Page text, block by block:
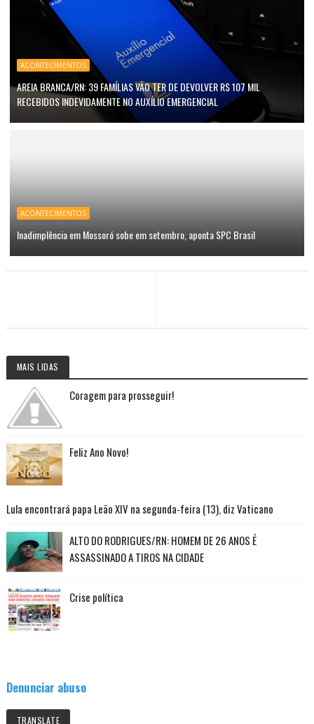
ACONTECIMENTOS
AREIA BRANCA/RN: 39 FAMÍLIAS VÃO TER DE DEVOLVER R$ 107 MIL
RECEBIDOS INDEVIDAMENTE NO AUXÍLIO EMERGENCIAL
ACONTECIMENTOS
Inadimplência em Mossoró sobe em setembro, aponta SPC Brasil
MAIS LIDAS
Coragem para prosseguir!
Feliz Ano Novo!
Lula encontrará papa Leão XIV na segunda-feira (13), diz Vaticano
ALTO DO RODRIGUES/RN: HOMEM DE 26 ANOS É
ASSASSINADO A TIROS NA CIDADE
Crise política
Denunciar abuso
TRANSLATE